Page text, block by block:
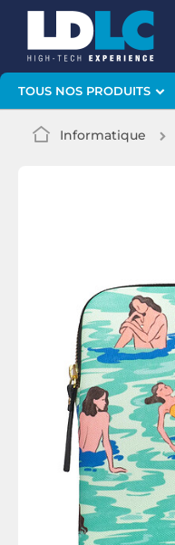
TOUS NOS PRODUITS
Informatique